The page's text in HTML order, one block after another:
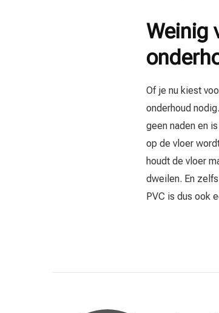
Weinig
Of je nu kiest
onderhoud
geen naden en
op de vloer
houdt de vloer
dweilen. En
PVC is dus ook